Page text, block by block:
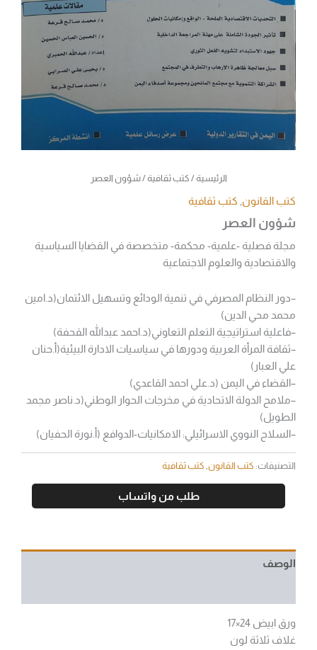
الرئيسية/ كتب ثقافية/ شؤون العصر
كتب القانون كتب ثقافية
شؤون العصر
مجلة فصلية -علمية- محكمة- متخصصة في القضايا السياسية
والاقتصادية والعلوم الاجتماعية
–دور النظام المصرفي في تنمية الودائع وتسهيل الائتمان(د.امين
محمد محي الدين)
–فاعلية استراتيجية التعلم التعاوني(د.احمد عبدالله القحفة)
–ثقافة المرأة العربية ودورها في سياسيات الادارة البيئية(أ.حنان
علي العبار)
–القضاء في اليمن (د.علي احمد القاعدي)
–ملامح الدولة الاتحادية في مخرجات الحوار الوطني(د.ناصر مجمد
الطويل)
–السلاح النووي الاسرائيلي: الامكانيات-الدوافع (أ.نورة الحفيان)
التصنيفات: كتب القانون كتب ثقافية
طلب من واتساب
الوصف
ورق ابيض 24×17
غلاف ثلاثة لون